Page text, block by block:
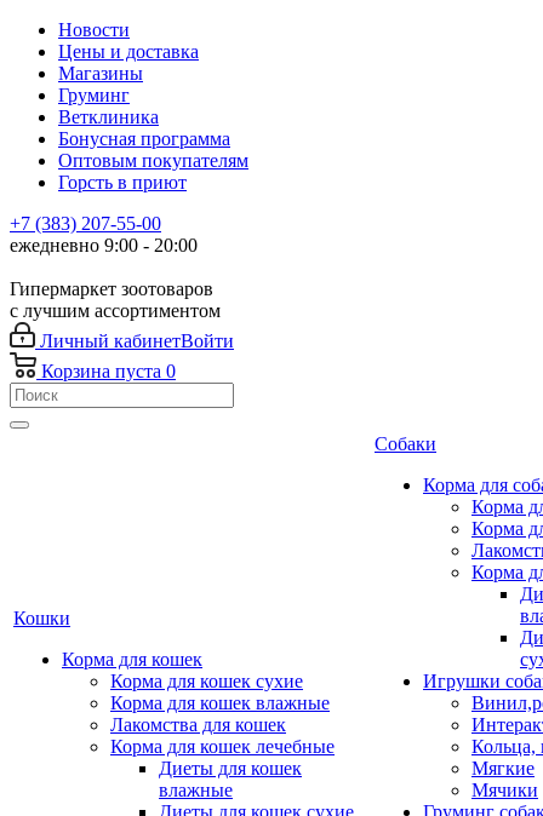
Новости
Цены и доставка
Магазины
Груминг
Ветклиника
Бонусная программа
Оптовым покупателям
Горсть в приют
+7 (383) 207-55-00
ежедневно 9:00 - 20:00
Гипермаркет зоотоваров
с лучшим ассортиментом
Личный кабинетВойти
Корзина пуста 0
Кошки
Корма для кошек
Корма для кошек сухие
Корма для кошек влажные
Лакомства для кошек
Корма для кошек лечебные
Диеты для кошек
влажные
Диеты для кошек сухие
Собаки
Корма для
Корма
Корма
Корма
Игрушки
Кольца,
Мягкие
Мячики
Груминг